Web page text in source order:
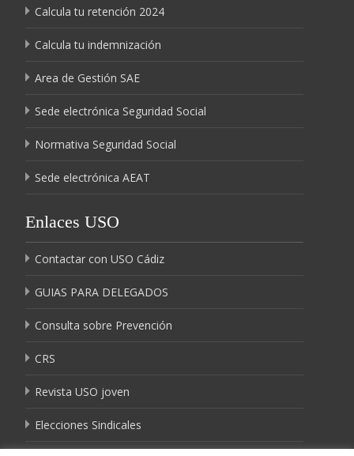
Calcula tu retención 2024
Calcula tu indemnización
Area de Gestión SAE
Sede electrónica Seguridad Social
Normativa Seguridad Social
Sede electrónica AEAT
Enlaces USO
Contactar con USO Cádiz
GUIAS PARA DELEGADOS
Consulta sobre Prevención
CRS
Revista USO joven
Elecciones Sindicales